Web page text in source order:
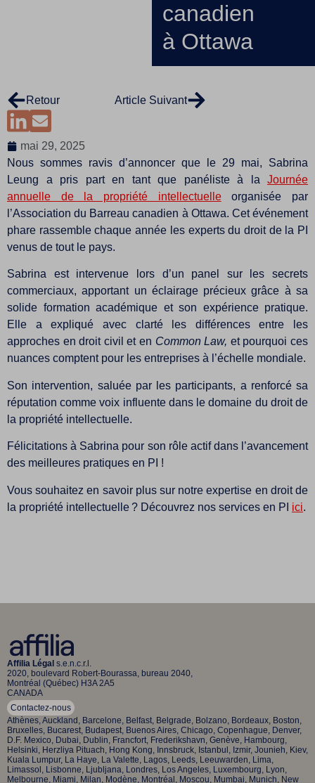
canadien
à Ottawa
Retour Article Suivant
mai 29, 2025
Nous sommes ravis d’annoncer que le 29 mai, Sabrina
Leung a pris part en tant que panéliste à la Journée
annuelle de la propriété intellectuelleorganisée par
l’Association du Barreau canadien à Ottawa. Cet événement
phare rassemble chaque année les experts du droit de la PI
venus de tout le pays.
Sabrina est intervenue lors d’un panel sur les secrets
commerciaux, apportant un éclairage précieux grâce à sa
solide formation académique et son expérience pratique.
Elle a expliqué avec clarté les différences entre les
approches en droit civil et en Common Law, et pourquoi ces
nuances comptent pour les entreprises à l’échelle mondiale.
Son intervention, saluée par les participants, a renforcé sa
réputation comme voix influente dans le domaine du droit de
la propriété intellectuelle.
Félicitations à Sabrina pour son rôle actif dans l’avancement
des meilleures pratiques en PI !
Vous souhaitez en savoir plus sur notre expertise en droit de
la propriété intellectuelle ? Découvrez nos services en PI ici.
Affilia Légal s.e.n.c.r.l.
2020, boulevard Robert-Bourassa, bureau 2040,
Montréal (Québec) H3A 2A5
CANADA
Contactez-nous
Athènes, Auckland, Barcelone, Belfast, Belgrade, Bolzano, Bordeaux, Boston,
Bruxelles, Bucarest, Budapest, Buenos Aires, Chicago, Copenhague, Denver,
D.F. Mexico, Dubai, Dublin, Francfort, Frederikshavn, Genève, Hambourg,
Helsinki, Herzliya Pituach, Hong Kong, Innsbruck, Istanbul, Izmir, Jounieh, Kiev,
Kuala Lumpur, La Haye, La Valette, Lagos, Leeds, Leeuwarden, Lima,
Limassol, Lisbonne, Ljubljana, Londres, Los Angeles, Luxembourg, Lyon,
Melbourne, Miami, Milan, Modène, Montréal, Moscou, Mumbai, Munich, New